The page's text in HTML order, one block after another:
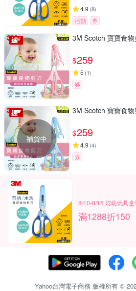
4.9 (8)
活動 券
3M Scotch 寶寶食
$259
5 (1)
券
補貨中
3M Scotch 寶寶食
$259
4.9 (4)
券
8/10-8/16 婦幼玩具
滿1288折150
Yahoo台灣電子商務 版權所有 ©